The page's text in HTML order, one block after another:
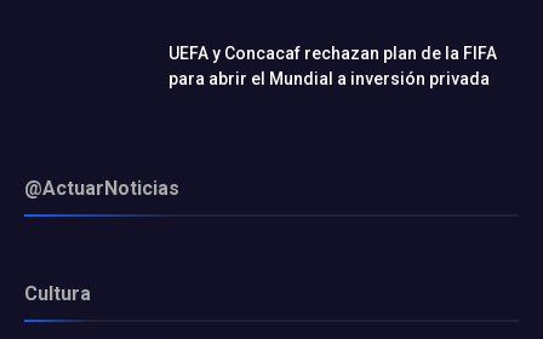
UEFA y Concacaf rechazan plan de la FIFA
para abrir el Mundial a inversión privada
@ActuarNoticias
Cultura